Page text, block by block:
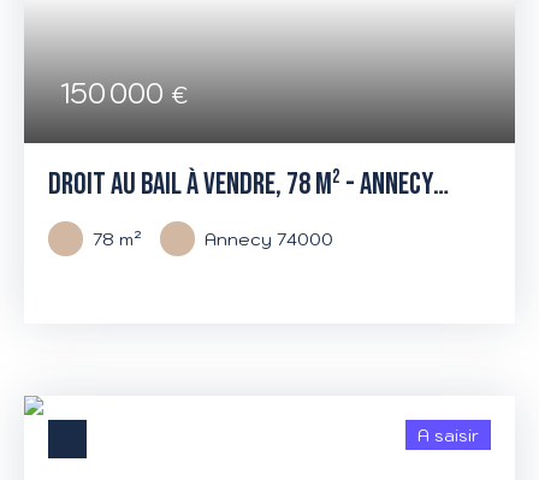
150 000€
DROIT AU BAIL À VENDRE, 78 M² - ANNECY
7400078m² Annecy 74000
A saisir